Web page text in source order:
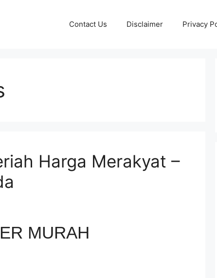
Contact Us Disclaimer Privacy
Harga Merakyat –
MURAH